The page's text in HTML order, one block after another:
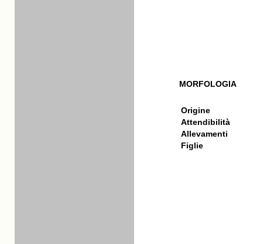
MORFOLOGIA
Origine
Attendibilità
Allevamenti
Figlie